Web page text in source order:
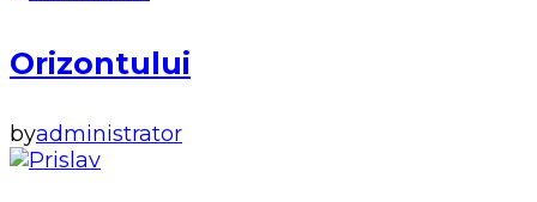
Orizontului
byadministrator